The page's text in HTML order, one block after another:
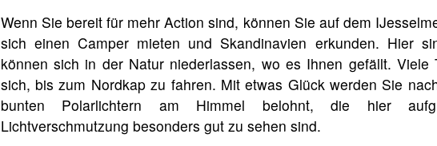
Wenn Sie bereit für mehr Action sind, können Sie auf dem
sich einen Camper mieten und Skandinavien erkunden. Hier
können sich in der Natur niederlassen, wo es Ihnen gefällt. Viele
sich, bis zum Nordkap zu fahren. Mit etwas Glück werden Sie
bunten Polarlichtern am Himmel belohnt, die hier
Lichtverschmutzung besonders gut zu sehen sind.